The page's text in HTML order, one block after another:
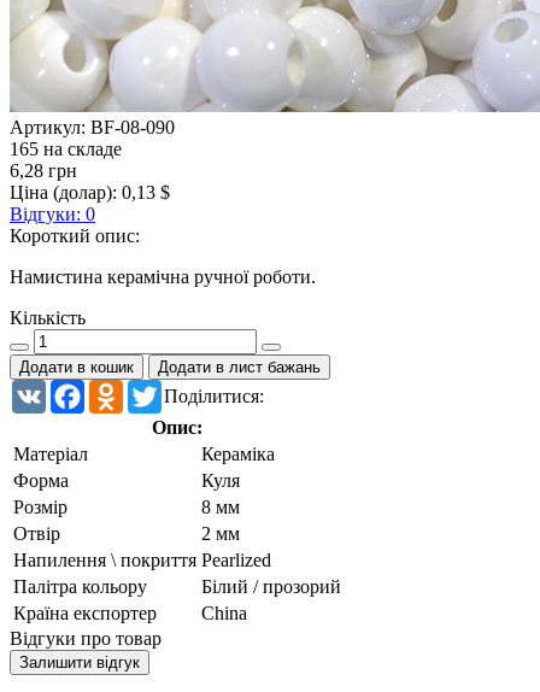
Артикул: BF-08-090
165 на складе
6,28 грн
Ціна (долар): 0,13 $
Відгуки: 0
Короткий опис:
Намистина керамічна ручної роботи.
Кількість
Додати в кошик Додати в лист бажань
Поділитися:
VK FacebookOdnoklassniki
Twitter
Опис:
Матеріал
Кераміка
Форма
Куля
Розмір
8 мм
Отвір
2 мм
Напилення \ покриття Pearlized
Палітра кольору
Білий / прозорий
Країна експортер
China
Відгуки про товар
Залишити відгук